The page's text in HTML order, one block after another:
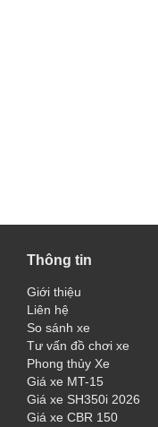
Thông tin
Giới thiệu
Liên hệ
So sánh xe
Tư vấn đồ chơi xe
Phong thủy Xe
Giá xe MT-15
Giá xe SH350i 2026
Giá xe CBR 150